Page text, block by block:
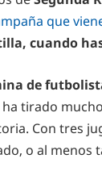
que
cuando
de
tirado
Con tres
o al menos